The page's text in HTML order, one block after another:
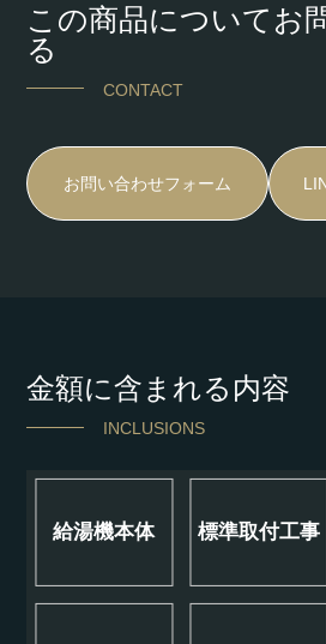
この商品についてお
る
CONTACT
お問い合わせフォーム
金額に含まれる内容
INCLUSIONS
給湯機本体 標準取付工事